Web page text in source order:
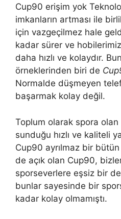
Cup90 erişim yok
imkanların artması ile
için vazgeçilmez hale
kadar sürer ve
daha hızlı ve kolaydır.
örneklerinden biri de
Normalde düşmeyen
başarmak kolay değil.
Toplum olarak spora
sunduğu hızlı ve kaliteli
Cup90 ayrılmaz bir
de açık olan Cup90,
sporseverlere eşsiz bir
bunlar sayesinde bir
kadar kolay olmamıştı.